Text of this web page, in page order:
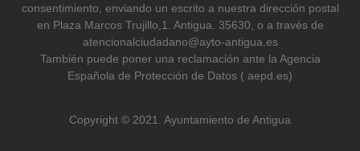
consentimiento, enviando un escrito a nuestra dirección postal
en Plaza Marcos Trujillo,1. Antigua. 35630, o a través de
atencionalciudadano@ayto-antigua.es
También puede poner una reclamación ante la Agencia
Española de Protección de Datos ( aepd.es)
Copyright © 2021. Ayuntamiento de Antigua